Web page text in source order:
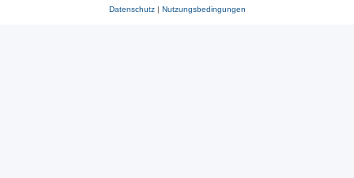
Datenschutz| Nutzungsbedingungen